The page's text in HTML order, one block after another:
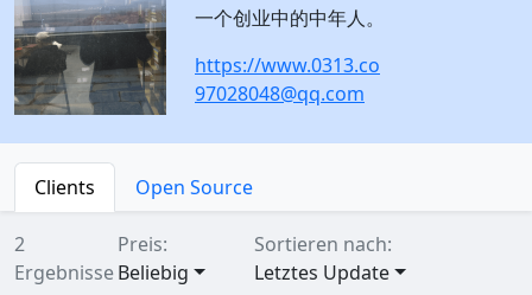
一个创业中的中年人。
https://www.0313.co
97028048@qq.com
Clients Open Source
2
Ergebnisse
Preis:
Beliebig
Sortieren nach:
Letztes Update